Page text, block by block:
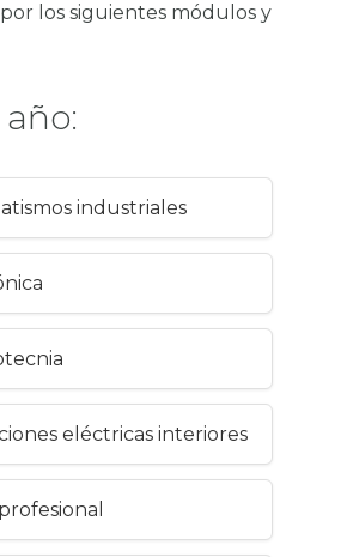
los siguientes módulos y
industriales
eléctricas interiores